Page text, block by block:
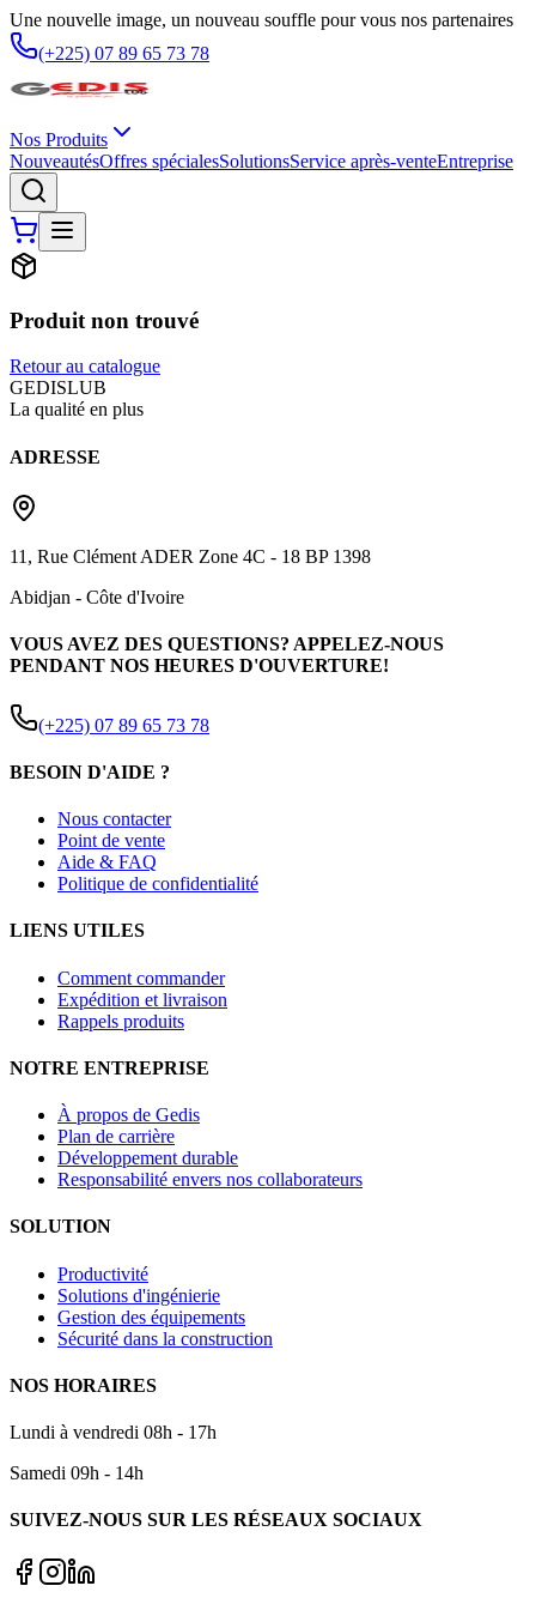
Une nouvelle image, un nouveau souffle pour vous nos partenaires
(+225) 07 89 65 73 78
Nos Produits
NouveautésOffres spécialesSolutionsService après-venteEntreprise
Produit non trouvé
Retour au catalogue
GEDISLUB
La qualité en plus
ADRESSE
11, Rue Clément ADER Zone 4C - 18 BP 1398
Abidjan - Côte d'Ivoire
VOUS AVEZ DES QUESTIONS? APPELEZ-NOUS
PENDANT NOS HEURES D'OUVERTURE!
(+225) 07 89 65 73 78
BESOIN D'AIDE ?
Nous contacter
Point de vente
Aide & FAQ
Politique de confidentialité
LIENS UTILES
Comment commander
Expédition et livraison
Rappels produits
NOTRE ENTREPRISE
À propos de Gedis
Plan de carrière
Développement durable
Responsabilité envers nos collaborateurs
SOLUTION
Productivité
Solutions d'ingénierie
Gestion des équipements
Sécurité dans la construction
NOS HORAIRES
Lundi à vendredi 08h - 17h
Samedi 09h - 14h
SUIVEZ-NOUS SUR LES RÉSEAUX SOCIAUX